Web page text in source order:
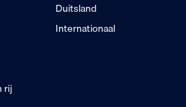
rij
Duitsland
Internationaal